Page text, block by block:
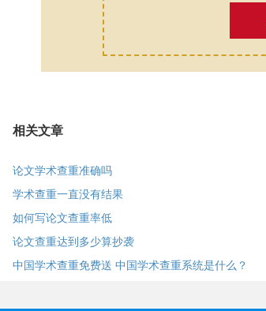
相关文章
论文学术查重准确吗
学术查重一直没有结果
如何写论文查重率低
论文查重达到多少算抄袭
中国学术查重免费送 中国学术查重系统是什么？